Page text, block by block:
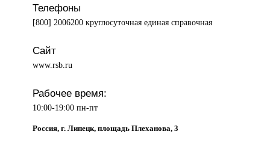
Телефоны
[800] 2006200 круглосуточная единая справочная
Сайт
www.rsb.ru
Рабочее время:
10:00-19:00 пн-пт
Россия, г. Липецк, площадь Плеханова, 3